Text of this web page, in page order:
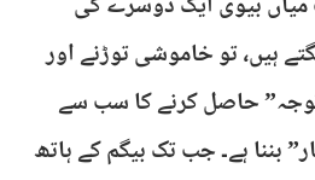
ہیں، تو خاموشی توڑنے اور
حاصل کرنے کا سب سے
بننا ہے۔ جب تک بیگم کے ہاتھ